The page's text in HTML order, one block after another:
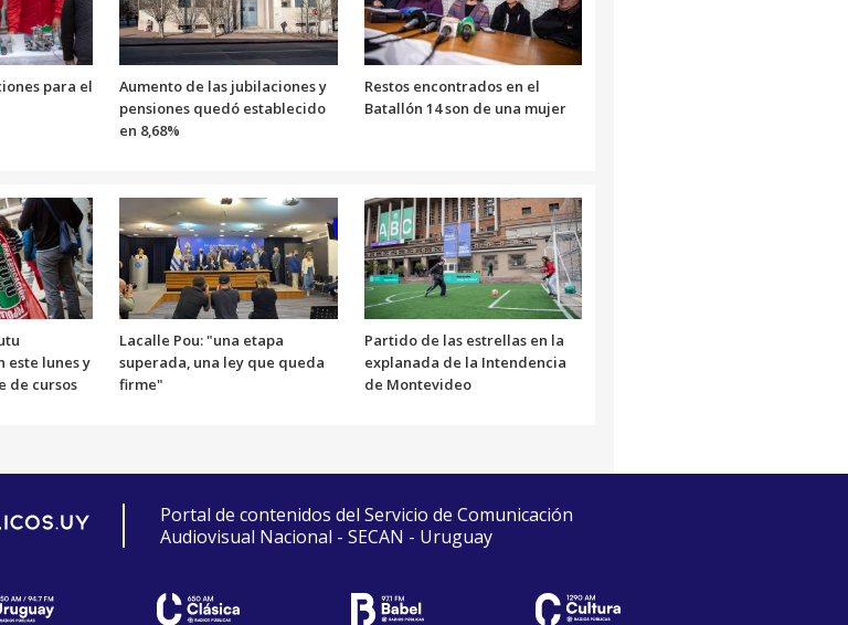
para el
Aumento de las jubilaciones y
pensiones quedó establecido
en 8,68%
Restos encontrados en el
Batallón 14 son de una mujer
este lunes y
de cursos
Lacalle Pou: "una etapa
superada, una ley que queda
firme"
Partido de las estrellas en la
explanada de la Intendencia
de Montevideo
Portal de contenidos del Servicio de Comunicación
Audiovisual Nacional - SECAN - Uruguay